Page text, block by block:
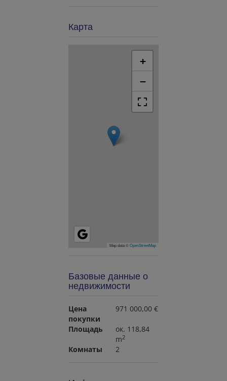
Карта
+
−
Map data ©OpenStreetMap
Базовые данные о
недвижимости
Цена
покупки
971 000,00 €
Площадь
ок. 118,84
m2
Комнаты 2